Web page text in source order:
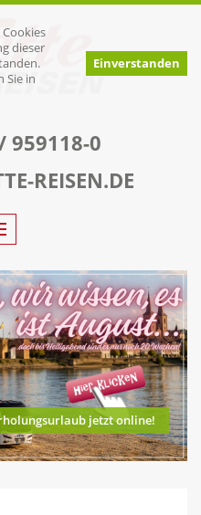
dieser
Sie in
Einverstanden
959118-0
REISEN.DE
Next
jetzt online!